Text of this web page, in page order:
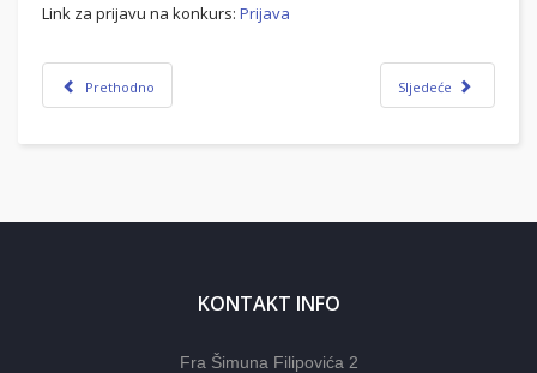
Link za prijavu na konkurs: Prijava
Prethodno Sljedeće
KONTAKT INFO
Fra Šimuna Filipovića 2